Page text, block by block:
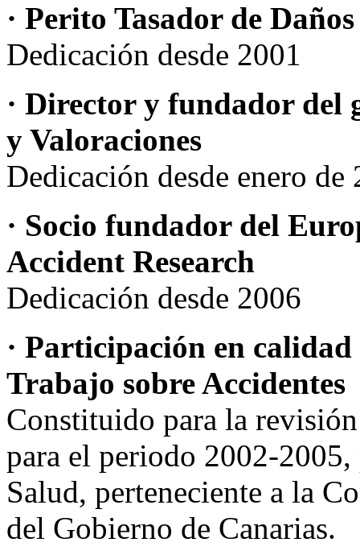
· Perito Tasador de
Dedicación desde 2001
· Director y fundador del
y Valoraciones
Dedicación desde enero de
· Socio fundador del
Accident Research
Dedicación desde 2006
· Participación en
Trabajo sobre Accidentes
Constituido para la
para el periodo 2002-
Salud, perteneciente a la
del Gobierno de Canarias.